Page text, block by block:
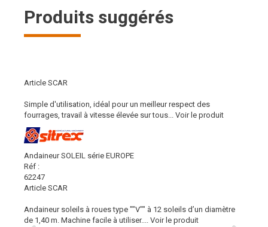
Produits suggérés
Article SCAR
Simple d'utilisation, idéal pour un meilleur respect des
fourrages, travail à vitesse élevée sur tous...
Voir le produit
Andaineur SOLEIL série EUROPE
Réf :
62247
Article SCAR
Andaineur soleils à roues type ""V"" à 12 soleils d’un diamètre
de 1,40 m. Machine facile à utiliser....
Voir le produit